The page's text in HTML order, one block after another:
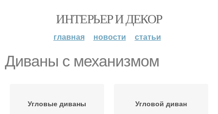
ИНТЕРЬЕР И ДЕКОР
главная новости статьи
Диваны с механизмом
Угловые диваны Угловой диван